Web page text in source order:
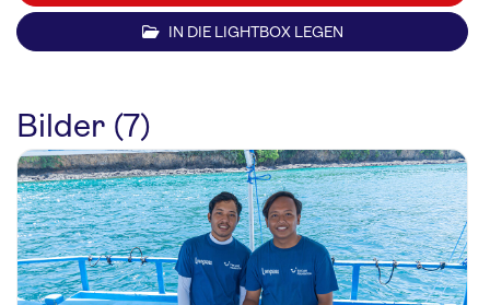
IN DIE LIGHTBOX LEGEN
Bilder (7)